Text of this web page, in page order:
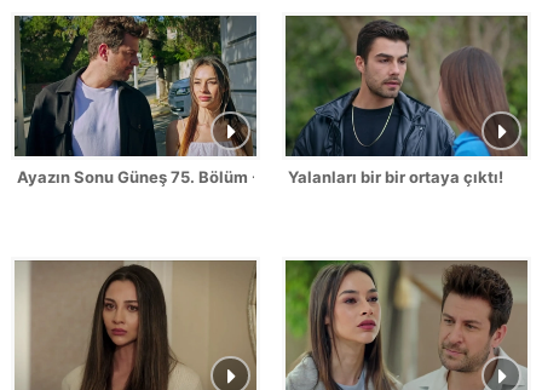
Ayazın Sonu Güneş 75. Bölüm - FİNALYalanları bir bir ortaya çıktı!